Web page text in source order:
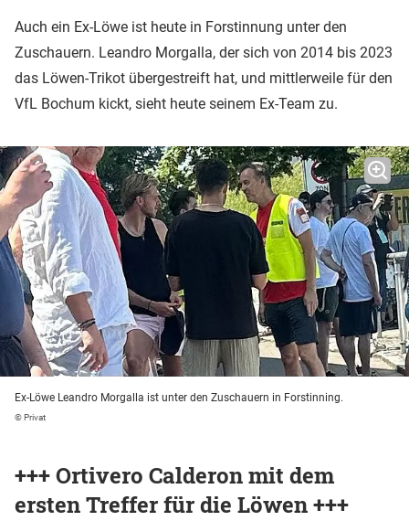
Auch ein Ex-Löwe ist heute in Forstinnung unter den
Zuschauern. Leandro Morgalla, der sich von 2014 bis 2023
das Löwen-Trikot übergestreift hat, und mittlerweile für den
VfL Bochum kickt, sieht heute seinem Ex-Team zu.
Ex-Löwe Leandro Morgalla ist unter den Zuschauern in Forstinning.
© Privat
+++ Ortivero Calderon mit dem
ersten Treffer für die Löwen +++